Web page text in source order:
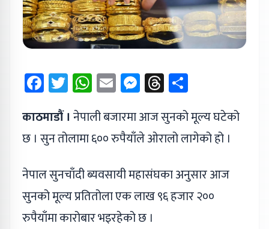
Facebook
Twitter
WhatsApp
EmailMessenger
Threads
काठमाडौं । नेपाली बजारमा आज सुनको मूल्य घटेको
छ । सुन तोलामा ६०० रुपैयाँले ओरालो लागेको हो ।
नेपाल सुनचाँदी ब्यवसायी महासंघका अनुसार आज
सुनको मूल्य प्रतितोला एक लाख ९६ हजार २००
रुपैयाँमा कारोबार भइरहेको छ ।